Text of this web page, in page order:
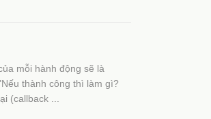
mỗi hành động sẽ là
thành công thì làm gì?
(callback ...